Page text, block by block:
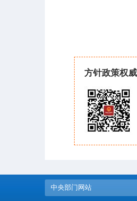
方针政策权
中央部门网站